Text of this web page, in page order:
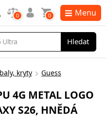
Hledat
0 0 Menu
kryty Guess
4G METAL LOGO
S26, HNĚDÁ